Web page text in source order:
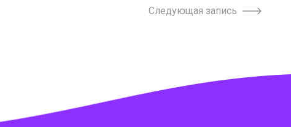
Следующая запись